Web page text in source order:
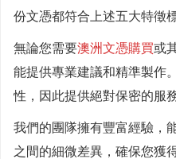
份文憑都符合上述五大特徵標
無論您需要澳洲文憑購買或
能提供專業建議和精準製作
性，因此提供絕對保密的服
我們的團隊擁有豐富經驗，
之間的細微差異，確保您獲